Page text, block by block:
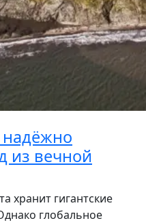
надёжно
из вечной
хранит гигантские
глобальное